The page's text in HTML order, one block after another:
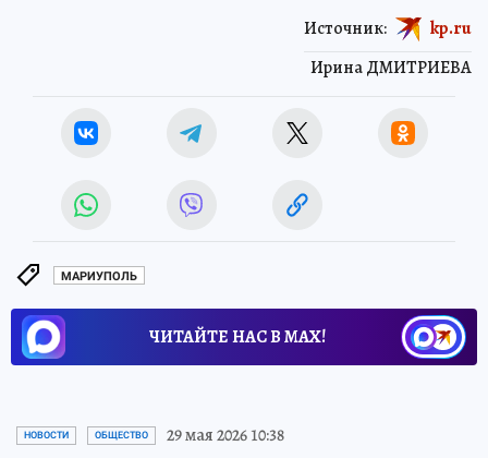
Ирина ДМИТРИЕВА
Источник: kp.ru
МАРИУПОЛЬ
ЧИТАЙТЕ НАС В МАХ!
НОВОСТИ ОБЩЕСТВО 29 мая 2026 10:38